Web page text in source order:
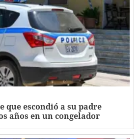
que escondió a su padre
años en un congelador